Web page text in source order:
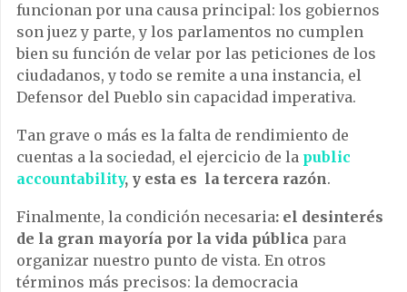
funcionan por una causa principal: los gobiernos
son juez y parte, y los parlamentos no cumplen
bien su función de velar por las peticiones de los
ciudadanos, y todo se remite a una instancia, el
Defensor del Pueblo sin capacidad imperativa.
Tan grave o más es la falta de rendimiento de
cuentas a la sociedad, el ejercicio de la public
accountability, y esta es la tercera razón.
Finalmente, la condición necesaria: el desinterés
de la gran mayoría por la vida pública para
organizar nuestro punto de vista. En otros
términos más precisos: la democracia